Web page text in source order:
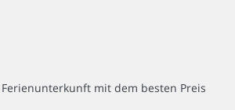
mit dem besten Preis